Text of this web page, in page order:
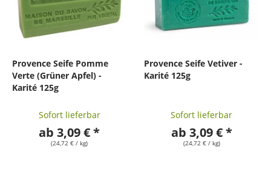
Provence Seife Pomme
Verte (Grüner Apfel) -
Karité 125g
Sofort lieferbar
ab 3,09 € *
(24,72 € / kg)
Provence Seife Vetiver -
Karité 125g
Sofort lieferbar
ab 3,09 € *
(24,72 € / kg)